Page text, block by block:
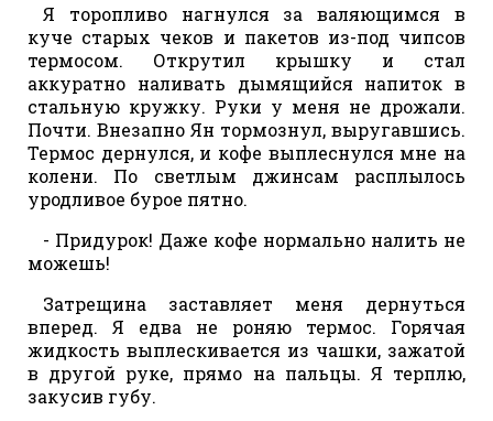
Я торопливо нагнулся за валяющимся в
куче старых чеков и пакетов из-под чипсов
термосом. Открутил крышку и стал
аккуратно наливать дымящийся напиток в
стальную кружку. Руки у меня не дрожали.
Почти. Внезапно Ян тормознул, выругавшись.
Термос дернулся, и кофе выплеснулся мне на
колени. По светлым джинсам расплылось
уродливое бурое пятно.
- Придурок! Даже кофе нормально налить не
можешь!
Затрещина заставляет меня дернуться
вперед. Я едва не роняю термос. Горячая
жидкость выплескивается из чашки, зажатой
в другой руке, прямо на пальцы. Я терплю,
закусив губу.